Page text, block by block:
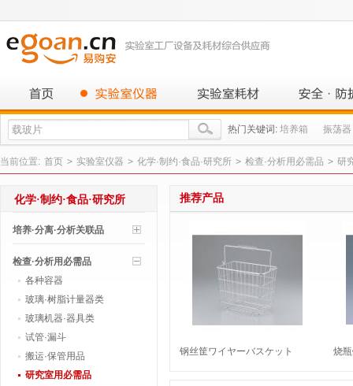
热门关键词: 培养箱 振荡器
当前位置: 首页 > 实验室仪器 > 化学·制约·食品·研究所 > 检查·分析用必需品 > 研
推荐产品
钢丝筐ワイヤーバスケット
烧
化学·制约·食品·研究所
培养·分离·分析关联品
检查·分析用必需品
各种容器
玻璃·树脂计量器类
玻璃机器·器具类
试管·漏斗
搬运·保管用品
研究室用必需品